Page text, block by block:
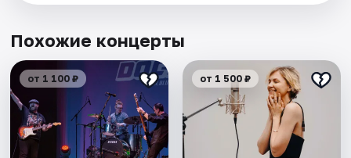
Похожие концерты
от 1 100 ₽ от 1 500 ₽